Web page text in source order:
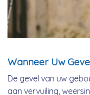
Wanneer Uw
De gevel van uw
aan vervuiling,